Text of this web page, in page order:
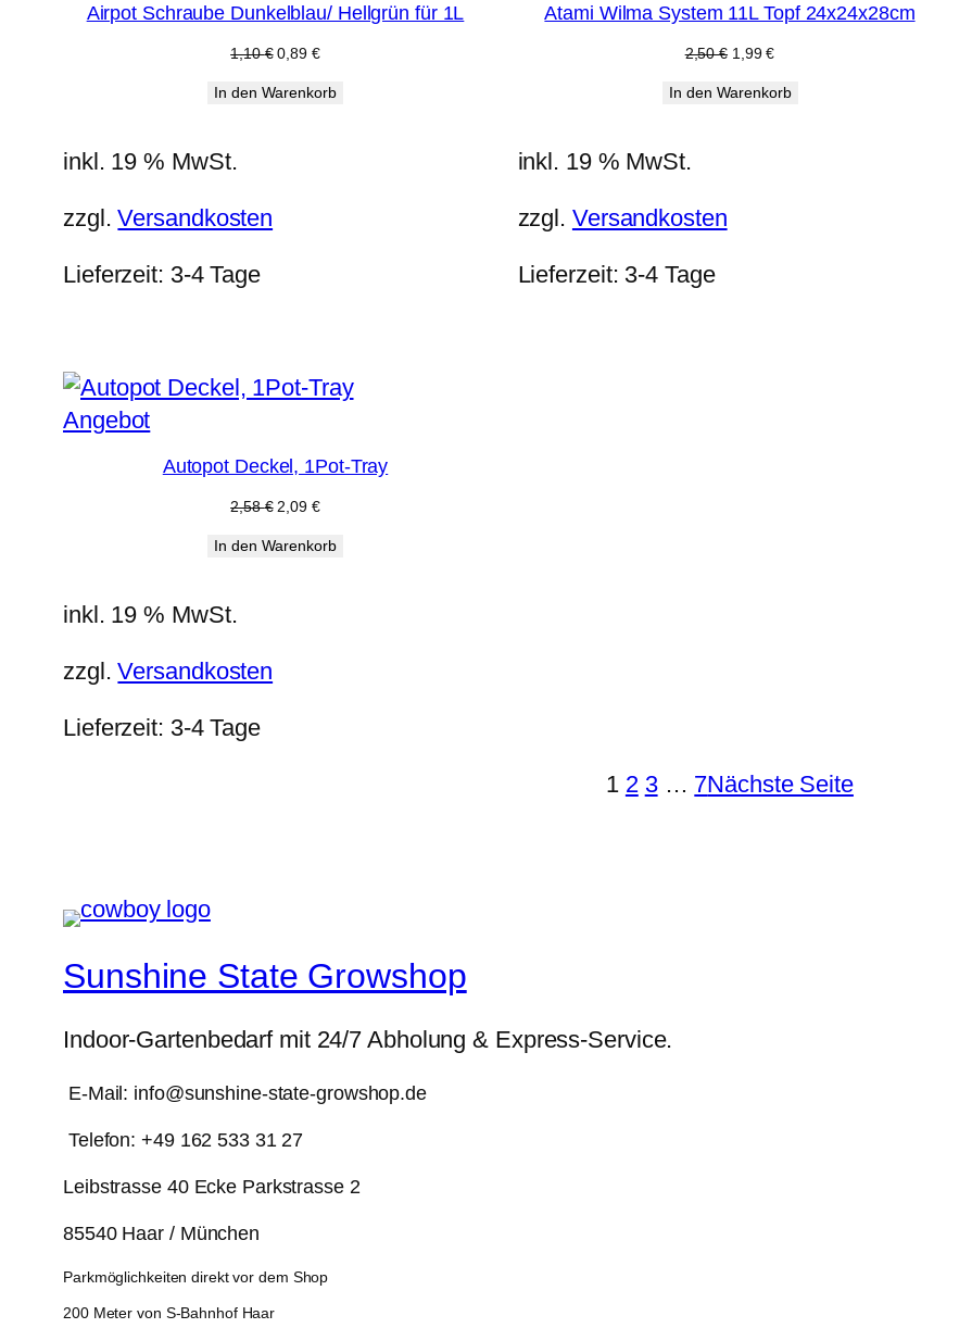
Angebot
Airpot Schraube Dunkelblau/ Hellgrün für 1L
1,10€ Ursprünglicher
war:
0,89 €Aktueller
ist:
In den Warenkorb
inkl. 19 % MwSt.
zzgl.Versandkosten
Lieferzeit: 3-4 Tage
Angebot
Atami Wilma System 11L Topf 24x24x28cm
2,50€ Ursprünglicher
war:
1,99€Aktueller
ist:
In den Warenkorb
inkl. 19 % MwSt.
zzgl. Versandkosten
Lieferzeit: 3-4 Tage
AngebotProdukt
Angebot
Autopot Deckel, 1Pot-Tray
2,58€ Ursprünglicher
war:
2,09 €Aktueller
ist:
In den Warenkorb
inkl. 19 % MwSt.
zzgl.Versandkosten
Lieferzeit: 3-4 Tage
1 2 3 … 7Nächste Seite
Sunshine State Growshop
Indoor-Gartenbedarf mit 24/7 Abholung & Express-Service.
E-Mail: info@sunshine-state-growshop.de
Telefon: +49 162 533 31 27
Leibstrasse 40 Ecke Parkstrasse 2
85540 Haar / München
Parkmöglichkeiten direkt vor dem Shop
200 Meter von S-Bahnhof Haar